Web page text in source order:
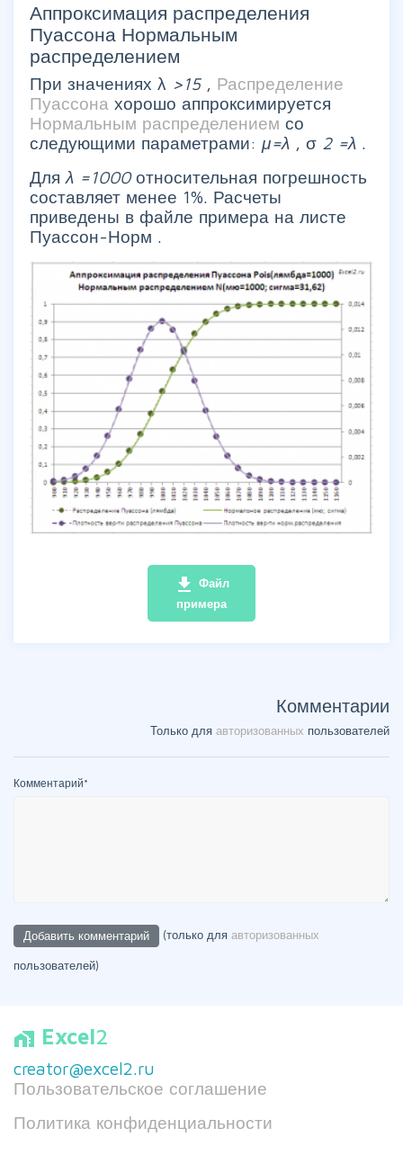
Аппроксимация распределения
Пуассона Нормальным
распределением
При значениях λ >15 , Распределение
Пуассона хорошо аппроксимируется
Нормальным распределением со
следующими параметрами: μ=λ , σ 2 =λ .
Для λ =1000относительная погрешность
составляет менее 1%. Расчеты
приведены в файле примера на листе
Пуассон-Норм .
file_download Файл
примера
Комментарии
Только для авторизованных пользователей
Комментарий*
(только для авторизованных
пользователей)
home_work Excel2
creator@excel2.ru
Пользовательское соглашение
Политика конфиденциальности